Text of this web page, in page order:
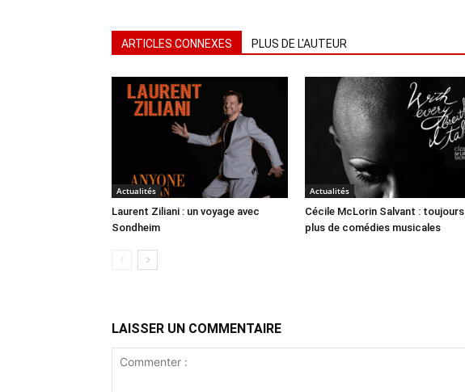
ARTICLES CONNEXES PLUS DE L'AUTEUR
Actualités
Laurent Ziliani : un voyage avec
Sondheim
Actualités
Cécile McLorin Salvant : toujours
plus de comédies musicales
LAISSER UN COMMENTAIRE